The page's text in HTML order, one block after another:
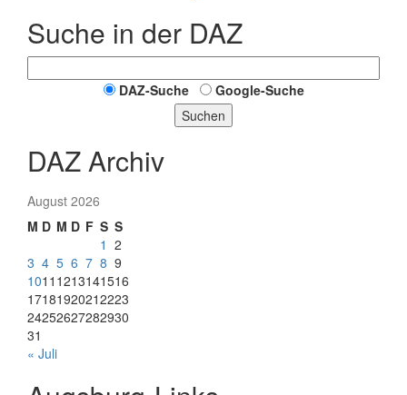
Suche in der DAZ
DAZ-Suche
Google-Suche
Suchen
DAZ Archiv
August 2026
M D M D F S S
1 2
3 4 5 6 7 8 9
1011 1213141516
17181920212223
24252627282930
31
« Juli